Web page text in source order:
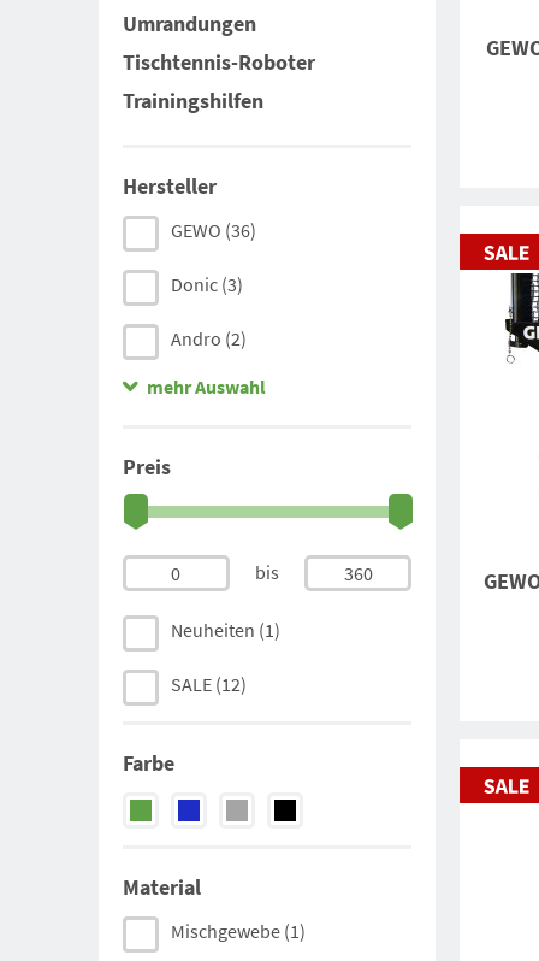
Umrandungen
Tischtennis-Roboter
Trainingshilfen
Hersteller
GEWO (36)
Donic (3)
Andro (2)
Joola (10)
mehr Auswahl
Preis
0 bis 360
Neuheiten (1)
SALE (12)
Farbe
Material
Mischgewebe (1)